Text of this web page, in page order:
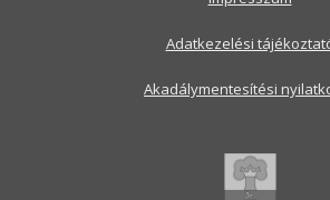
Adatkezelési
Akadálymentesítési